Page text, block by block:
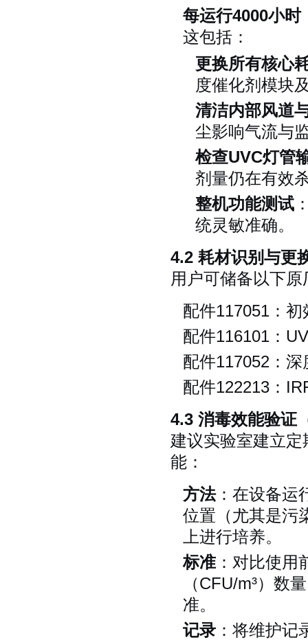
每运行4000小时
这包括：
更换所有核心
度催化剂模块
清洁内部风道
尘影响气流与
检查UVC灯管
剂量仍在有效
整机功能测试
统灵敏准确。
4.2 耗材识别与更
用户可储备以下
配件117051：
配件116101：
配件117052：
配件122213：
4.3 消毒效能验证
建议实验室建立
能：
方法：在设备运
位置（尤其是污
上进行培养。
标准 ：对比使
（CFU/m³）数
准。
记录 ：将维护